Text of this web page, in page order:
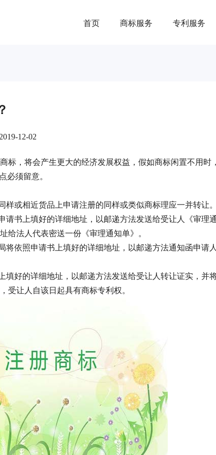
首页 商标服务 专利服务
12-02
标，将会产生更大的经济发展权益，假如商标闲置不用时
点必须留意。
样或相近货品上申请注册的同样或类似商标理应一并
请书上填好的详细地址，以邮递方法发送给受让人《审理
址给法人代表密送一份《审理通知单》。
依照申请书上填好的详细地址，以邮递方法通知函申请人
填好的详细地址，以邮递方法发送给受让人转让证实，并
受让人自该日起具有商标专利权。